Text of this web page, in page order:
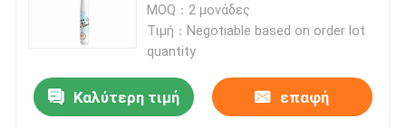
Επισκεψή εργοστασίου
Έλεγχος ποιότητας
συγχρονισμός Eco
οδοντοβουρτσών φιλικό για
Teens
MOQ：2 μονάδες
Τιμή：Negotiable based on order lot
quantity
Καλύτερη τιμή επαφή